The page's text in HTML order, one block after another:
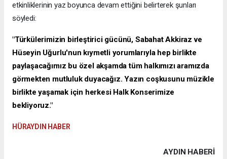
etkinliklerinin yaz boyunca devam ettiğini belirterek şunları
söyledi:
"Türkülerimizin birleştirici gücünü, Sabahat Akkiraz ve
Hüseyin Uğurlu'nun kıymetli yorumlarıyla hep birlikte
paylaşacağımız bu özel akşamda tüm halkımızı aramızda
görmekten mutluluk duyacağız. Yazın coşkusunu müzikle
birlikte yaşamak için herkesi Halk Konserimize
bekliyoruz."
HÜRAYDIN HABER
AYDIN HABERİ